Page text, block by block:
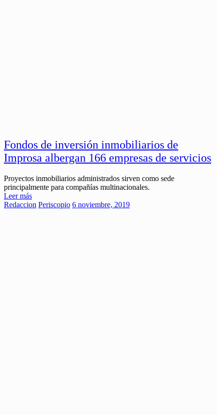
Fondos de inversión inmobiliarios de
Improsa albergan 166 empresas de servicios
Proyectos inmobiliarios administrados sirven como sede
principalmente para compañías multinacionales.
Leer más
Redaccion Periscopio 6 noviembre, 2019